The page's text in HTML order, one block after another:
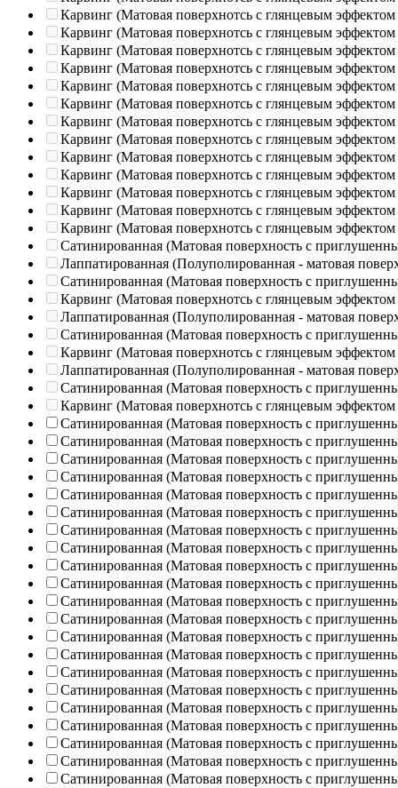
Карвинг (Матовая поверхнотсь с глянцевым эффектом
Карвинг (Матовая поверхнотсь с глянцевым эффектом
Карвинг (Матовая поверхнотсь с глянцевым эффектом
Карвинг (Матовая поверхнотсь с глянцевым эффектом
Карвинг (Матовая поверхнотсь с глянцевым эффектом
Карвинг (Матовая поверхнотсь с глянцевым эффектом
Карвинг (Матовая поверхнотсь с глянцевым эффектом
Карвинг (Матовая поверхнотсь с глянцевым эффектом
Карвинг (Матовая поверхнотсь с глянцевым эффектом
Карвинг (Матовая поверхнотсь с глянцевым эффектом
Карвинг (Матовая поверхнотсь с глянцевым эффектом
Карвинг (Матовая поверхнотсь с глянцевым эффектом
Карвинг (Матовая поверхнотсь с глянцевым эффектом
Сатинированная (Матовая поверхность с
Лаппатированная (Полуполированная - матовая
Сатинированная (Матовая поверхность с
Карвинг (Матовая поверхнотсь с глянцевым эффектом
Лаппатированная (Полуполированная - матовая
Сатинированная (Матовая поверхность с
Карвинг (Матовая поверхнотсь с глянцевым эффектом
Лаппатированная (Полуполированная - матовая
Сатинированная (Матовая поверхность с
Карвинг (Матовая поверхнотсь с глянцевым эффектом
Сатинированная (Матовая поверхность с
Сатинированная (Матовая поверхность с
Сатинированная (Матовая поверхность с
Сатинированная (Матовая поверхность с
Сатинированная (Матовая поверхность с
Сатинированная (Матовая поверхность с
Сатинированная (Матовая поверхность с
Сатинированная (Матовая поверхность с
Сатинированная (Матовая поверхность с
Сатинированная (Матовая поверхность с
Сатинированная (Матовая поверхность с
Сатинированная (Матовая поверхность с
Сатинированная (Матовая поверхность с
Сатинированная (Матовая поверхность с
Сатинированная (Матовая поверхность с
Сатинированная (Матовая поверхность с
Сатинированная (Матовая поверхность с
Сатинированная (Матовая поверхность с
Сатинированная (Матовая поверхность с
Сатинированная (Матовая поверхность с
Сатинированная (Матовая поверхность с